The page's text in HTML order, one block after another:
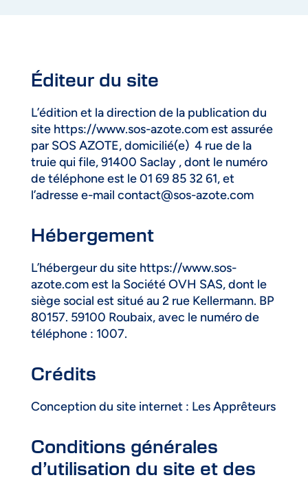
Éditeur du site
L’édition et la direction de la publication du
site https://www.sos-azote.com est assurée
par SOS AZOTE, domicilié(e) 4 rue de la
truie qui file, 91400 Saclay , dont le numéro
de téléphone est le 01 69 85 32 61, et
l’adresse e-mail contact@sos-azote.com
Hébergement
L’hébergeur du site https://www.sos-
azote.com est la Société OVH SAS, dont le
siège social est situé au 2 rue Kellermann. BP
80157. 59100 Roubaix, avec le numéro de
téléphone : 1007.
Crédits
Conception du site internet : Les Apprêteurs
Conditions générales
d’utilisation du site et des